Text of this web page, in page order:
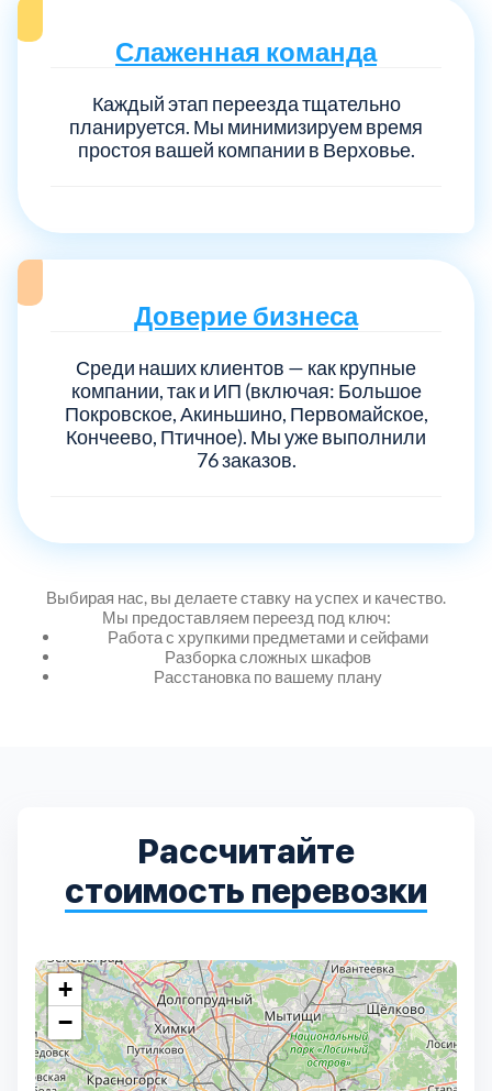
Слаженная команда
Каждый этап переезда тщательно
планируется. Мы минимизируем время
простоя вашей компании в Верховье.
Доверие бизнеса
Среди наших клиентов — как крупные
компании, так и ИП (включая: Большое
Покровское, Акиньшино, Первомайское,
Кончеево, Птичное). Мы уже выполнили
76 заказов.
Выбирая нас, вы делаете ставку на успех и качество.
Мы предоставляем переезд под ключ:
Работа с хрупкими предметами и сейфами
Разборка сложных шкафов
Расстановка по вашему плану
Рассчитайте
стоимость перевозки
+
−
Богородский
Дмитровский 7
Долгопрудный
Егорьевский
Зеленоградский
Истринский 11
Каширский 2